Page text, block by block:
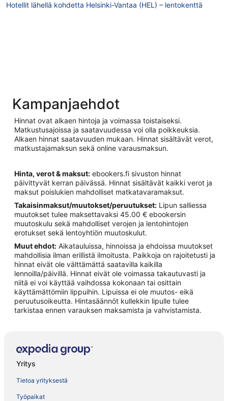
Hotellit lähellä kohdetta Helsinki-Vantaa (HEL) – lentokenttä
Kampanjaehdot
Hinnat ovat alkaen hintoja ja voimassa toistaiseksi.
Matkustusajoissa ja saatavuudessa voi olla poikkeuksia.
Alkaen hinnat saatavuuden mukaan. Hinnat sisältävät verot,
matkustajamaksun sekä online varausmaksun.
Hinta, verot & maksut: ebookers.fi sivuston hinnat
päivittyvät kerran päivässä. Hinnat sisältävät kaikki verot ja
maksut poislukien mahdolliset matkatavaramaksut.
Takaisinmaksut/muutokset/peruutukset: Lipun salliessa
muutokset tulee maksettavaksi 45.00 € ebookersin
muutoskulu sekä mahdolliset verojen ja lentohintojen
erotukset sekä lentoyhtiön muutoskulut.
Muut ehdot: Aikatauluissa, hinnoissa ja ehdoissa muutokset
mahdollisia ilman erillistä ilmoitusta. Paikkoja on rajoitetusti ja
hinnat eivät ole välttämättä saatavilla kaikilla
lennoilla/päivillä. Hinnat eivät ole voimassa takautuvasti ja
niitä ei voi käyttää vaihdossa kokonaan tai osittain
käyttämättömiin lippuihin. Lipuissa ei ole muutos- eikä
peruutusoikeutta. Hintasäännöt kullekkin lipulle tulee
tarkistaa ennen varauksen maksamista ja vahvistamista.
Yritys
Tietoa yrityksestä
Työpaikat